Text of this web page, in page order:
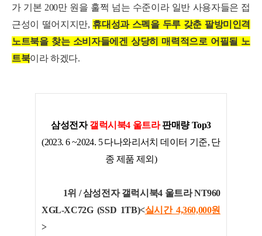
가 기본 200만 원을 훌쩍 넘는 수준이라 일반 사용자들은 접
근성이 떨어지지만, 휴대성과 스펙을 두루 갖춘 팔방미인격
노트북을 찾는 소비자들에겐 상당히 매력적으로 어필될 노
트북이라 하겠다.
삼성전자갤럭시북4 울트라판매량 Top3
(2023. 6 ~2024. 5 다나와리서치 데이터 기준, 단
종 제품 제외)
1위 /삼성전자 갤럭시북4 울트라 NT960
XGL-XC72G (SSD 1TB)<실시간 4,360,000원
>